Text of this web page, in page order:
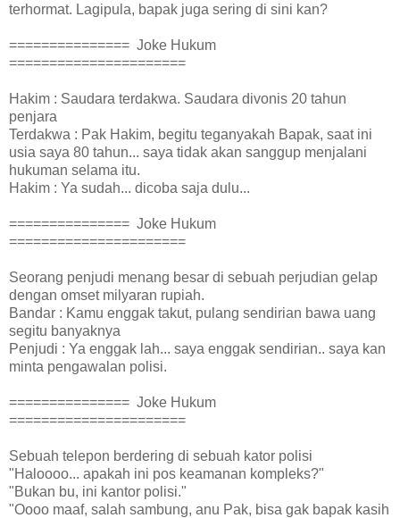
terhormat. Lagipula, bapak juga sering di sini kan?
=============== Joke Hukum
======================
Hakim : Saudara terdakwa. Saudara divonis 20 tahun
penjara
Terdakwa : Pak Hakim, begitu teganyakah Bapak, saat ini
usia saya 80 tahun... saya tidak akan sanggup menjalani
hukuman selama itu.
Hakim : Ya sudah... dicoba saja dulu...
=============== Joke Hukum
======================
Seorang penjudi menang besar di sebuah perjudian gelap
dengan omset milyaran rupiah.
Bandar : Kamu enggak takut, pulang sendirian bawa uang
segitu banyaknya
Penjudi : Ya enggak lah... saya enggak sendirian.. saya kan
minta pengawalan polisi.
=============== Joke Hukum
======================
Sebuah telepon berdering di sebuah kator polisi
"Haloooo... apakah ini pos keamanan kompleks?"
"Bukan bu, ini kantor polisi."
"Oooo maaf, salah sambung, anu Pak, bisa gak bapak kasih